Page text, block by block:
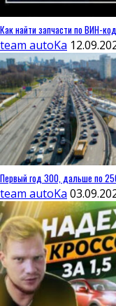
Как найти запчасти по ВИН-
team autoKa
Первый год 300, дальше по
team autoKa